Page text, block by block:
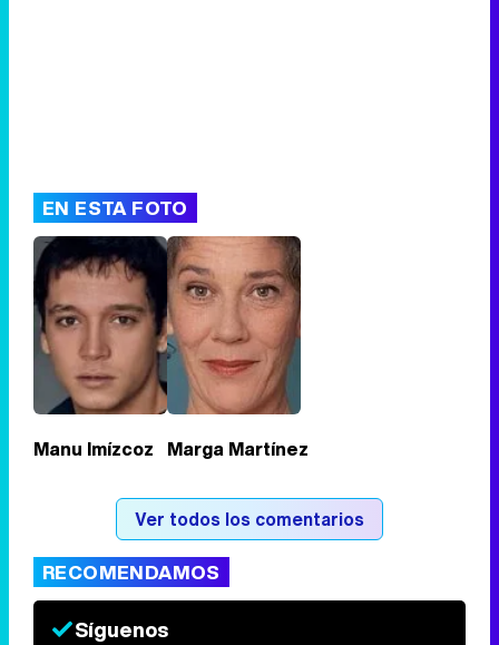
EN ESTA FOTO
Manu Imízcoz Marga Martínez
Ver todos los comentarios
RECOMENDAMOS
Síguenos